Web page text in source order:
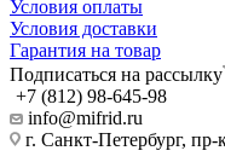
Условия оплаты
Условия доставки
Гарантия на товар
Подписаться на рассылку
+7 (812) 98-645-98
info@mifrid.ru
г. Санкт-Петербург,